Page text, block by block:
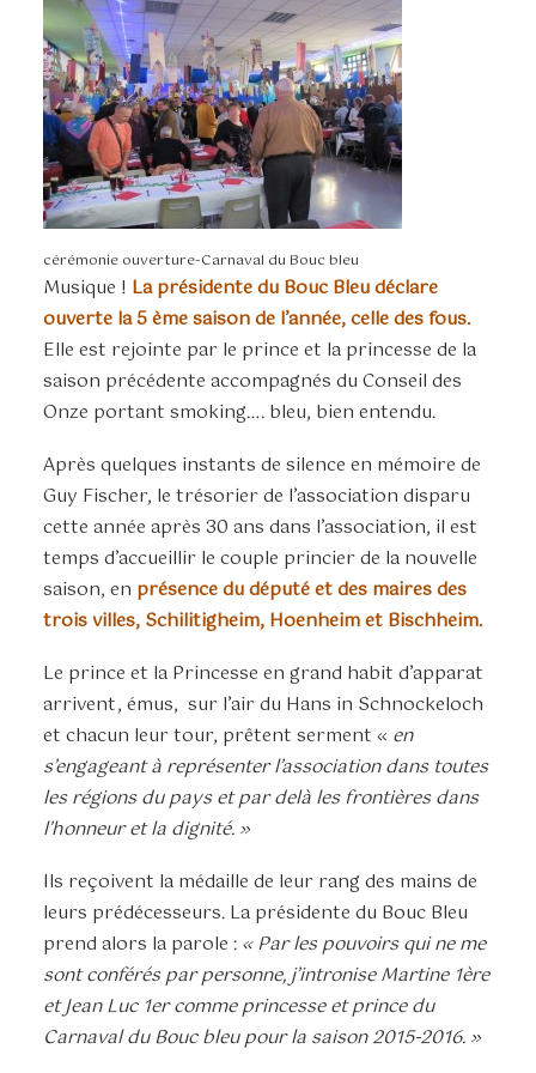
cérémonie ouverture-Carnaval du Bouc bleu
Musique ! La présidente du Bouc Bleu déclare
ouverte la 5 ème saison de l’année, celle des fous.
Elle est rejointe par le prince et la princesse de la
saison précédente accompagnés du Conseil des
Onze portant smoking…. bleu, bien entendu.
Après quelques instants de silence en mémoire de
Guy Fischer, le trésorier de l’association disparu
cette année après 30 ans dans l’association, il est
temps d’accueillir le couple princier de la nouvelle
saison, en présence du député et des maires des
trois villes, Schilitigheim, Hoenheim et Bischheim.
Le prince et la Princesse en grand habit d’apparat
arrivent, émus, sur l’air du Hans in Schnockeloch
et chacun leur tour, prêtent serment « en
s’engageant à représenter l’association dans toutes
les régions du pays et par delà les frontières dans
l’honneur et la dignité. »
Ils reçoivent la médaille de leur rang des mains de
leurs prédécesseurs. La présidente du Bouc Bleu
prend alors la parole : « Par les pouvoirs qui ne me
sont conférés par personne, j’intronise Martine 1ère
et Jean Luc 1er comme princesse et prince du
Carnaval du Bouc bleu pour la saison 2015-2016. »